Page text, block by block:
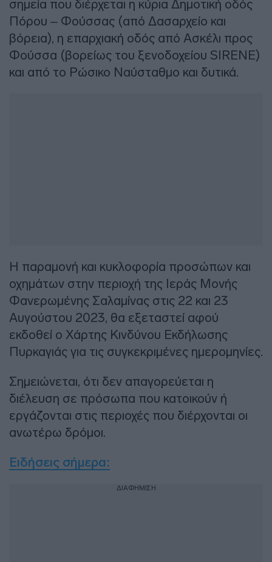
σημεία που διέρχεται η κύρια Δημοτική οδός
Πόρου – Φούσσας (από Δασαρχείο και
βόρεια), η επαρχιακή οδός από Ασκέλι προς
Φούσσα (βορείως του ξενοδοχείου SIRENE)
και από το Ρώσικο Ναύσταθμο και δυτικά.
Η παραμονή και κυκλοφορία προσώπων και
οχημάτων στην περιοχή της Ιεράς Μονής
Φανερωμένης Σαλαμίνας στις 22 και 23
Αυγούστου 2023, θα εξεταστεί αφού
εκδοθεί ο Χάρτης Κινδύνου Εκδήλωσης
Πυρκαγιάς για τις συγκεκριμένες ημερομηνίες.
Σημειώνεται, ότι δεν απαγορεύεται η
διέλευση σε πρόσωπα που κατοικούν ή
εργάζονται στις περιοχές που διέρχονται οι
ανωτέρω δρόμοι.
Ειδήσεις σήμερα:
ΔΙΑΦΗΜΙΣΗ